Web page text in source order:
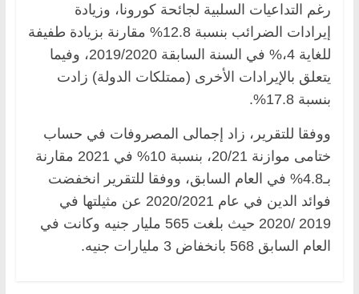
رغم التداعيات السلبية لجائحة كورونا، وزيادة
إيرادات الضرائب بنسبة 12.8% مقارنة بزيادة طفيفة
للغاية 4،% في السنة السابقة 2019/2020، وفيما
يتعلق بالإيرادات الأخرى (ممتلكات الدولة) زادت
بنسبة 17.8%.
ووفقا للتقرير، زاد إجمالى المصروفات في حساب
ختامى موازنة 20/21، بنسبة 10% في 2021 مقارنة
بـ4.8% في العام السابق، ووفقا للتقرير انخفضت
فوائد الدين في عام 2020/2021 عن مثيلتها في
2019 /2020 حيث بلغت 565 مليار جنيه وكانت في
العام السابق 568 بانخفاض 3 مليارات جنيه.